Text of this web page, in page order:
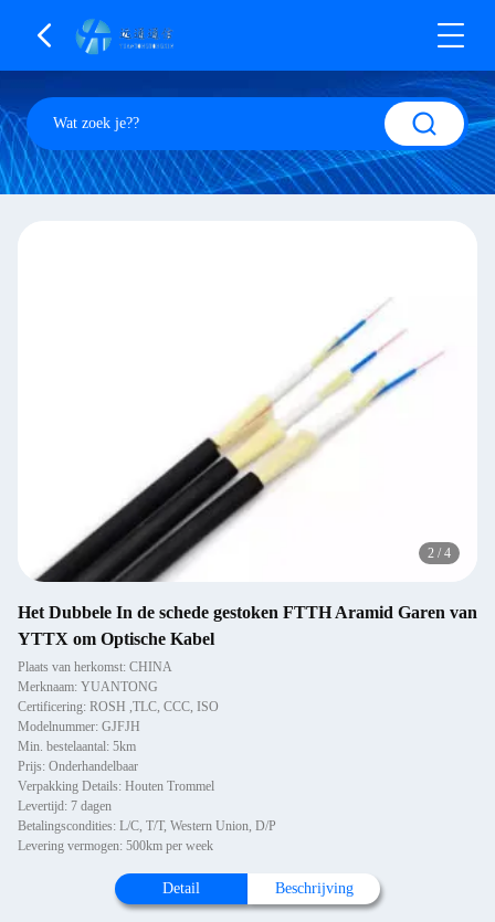
2 / 4
Het Dubbele In de schede gestoken FTTH Aramid Garen van
YTTX om Optische Kabel
Plaats van herkomst: CHINA
Merknaam: YUANTONG
Certificering: ROSH ,TLC, CCC, ISO
Modelnummer: GJFJH
Min. bestelaantal: 5km
Prijs: Onderhandelbaar
Verpakking Details: Houten Trommel
Levertijd: 7 dagen
Betalingscondities: L/C, T/T, Western Union, D/P
Levering vermogen: 500km per week
Detail Beschrijving